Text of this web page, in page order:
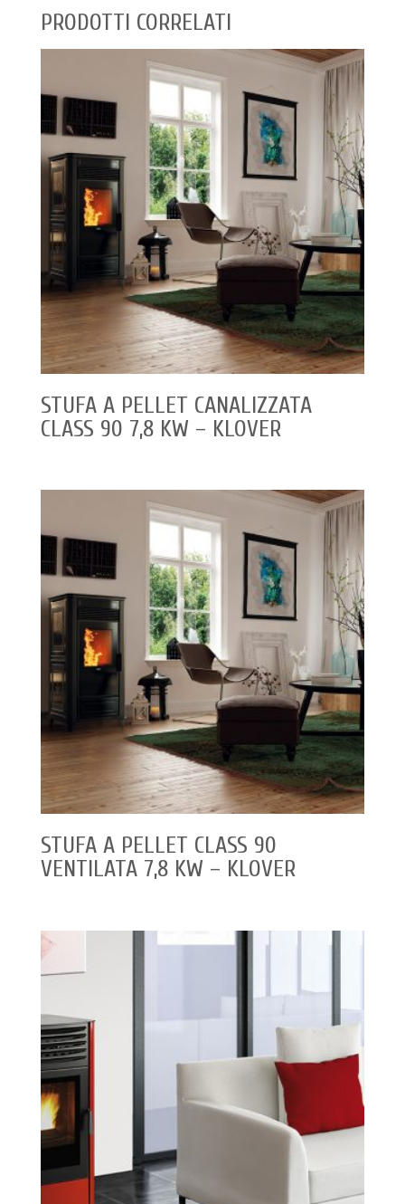
PRODOTTI CORRELATI
STUFA A PELLET CANALIZZATA
CLASS 90 7,8 KW – KLOVER
STUFA A PELLET CLASS 90
VENTILATA 7,8 KW – KLOVER